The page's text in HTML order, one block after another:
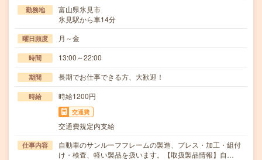
勤務地
富山県氷見市
氷見駅から車14分
曜日頻度 月～金
時間 13:00～22:00
期間 長期でお仕事できる方、大歓迎！
時給 時給1200円
交通費
交通費規定内支給
仕事内容
自動車のサンルーフフレームの製造、プレス・加工・組付
け・検査、軽い製品を扱います。【取扱製品情報】自…